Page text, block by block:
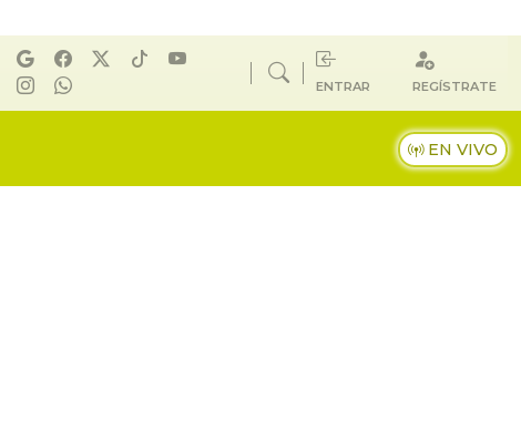
ENTRAR REGÍSTRATE
EN VIVO